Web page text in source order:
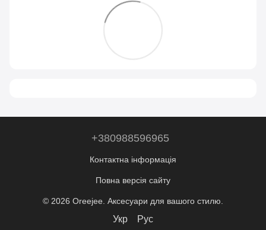
+380988596965
Контактна інформація
Повна версія сайту
© 2026 Oreejee. Аксесуари для вашого стилю.
Укр Рус